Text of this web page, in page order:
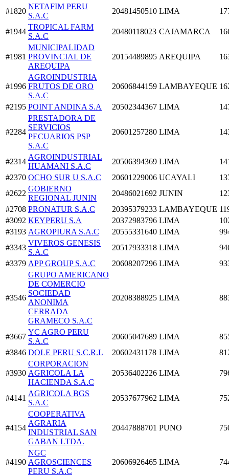
#1820
NETAFIM PERU
S.A.C
20481450510 LIMA
#1944
TROPICAL FARM
S.A.C
20480118023 CAJAMARCA
#1981
MUNICIPALIDAD
PROVINCIAL DE
AREQUIPA
20154489895 AREQUIPA
#1996
AGROINDUSTRIA
FRUTOS DE ORO
S.A.C
20606844159 LAMBAYEQUE
#2195 POINT ANDINA S.A 20502344367 LIMA
#2284
PRESTADORA DE
SERVICIOS
PECUARIOS PSP
S.A.C
20601257280 LIMA
#2314
AGROINDUSTRIAL
HUAMANI S.A.C
20506394369 LIMA
#2370 OCHO SUR U S.A.C 20601229006 UCAYALI
#2622
GOBIERNO
REGIONAL JUNIN
20486021692 JUNIN
#2708 PRONATUR S.A.C 20395379233 LAMBAYEQUE
#3092 KEYPERU S.A 20372983796 LIMA
#3193 AGROPIURA S.A.C 20555331640 LIMA
#3343
VIVEROS GENESIS
S.A.C
20517933318 LIMA
#3379 APP GROUP S.A.C 20608207296 LIMA
#3546
GRUPO AMERICANO
DE COMERCIO
SOCIEDAD
ANONIMA
CERRADA
GRAMECO S.A.C
20208388925 LIMA
#3667
YC AGRO PERU
S.A.C
20605047689 LIMA
#3846 DOLE PERU S.C.R.L 20602431178 LIMA
#3930
CORPORACION
AGRICOLA LA
HACIENDA S.A.C
20536402226 LIMA
#4141
AGRICOLA BGS
S.A.C
20537677962 LIMA
#4154
COOPERATIVA
AGRARIA
INDUSTRIAL SAN
GABAN LTDA.
20447888701 PUNO
#4190
NGC
AGROSCIENCES
PERU S.A.C
20606926465 LIMA